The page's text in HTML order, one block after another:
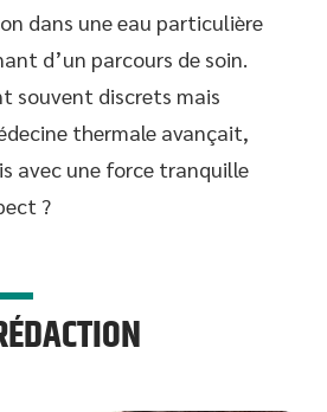
dans une eau particulière
d’un parcours de soin.
souvent discrets mais
thermale avançait,
avec une force tranquille
?